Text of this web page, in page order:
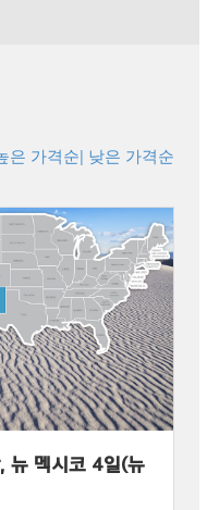
은 가격순| 낮은 가격순
뉴 멕시코 4일(뉴